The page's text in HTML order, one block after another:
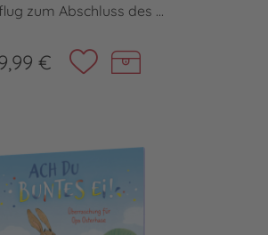
zum Abschluss des ...
€